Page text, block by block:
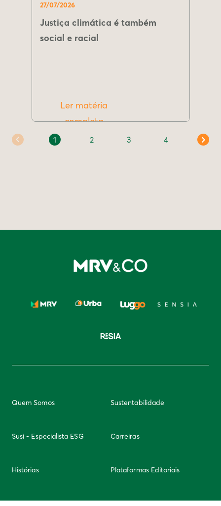
27/07/2026
Justiça climática é também
social e racial
Ler matéria
completa
1 2 3 4
Quem Somos Sustentabilidade
Susi - Especialista ESG Carreiras
Histórias Plataformas Editoriais
Newsletter Integridade